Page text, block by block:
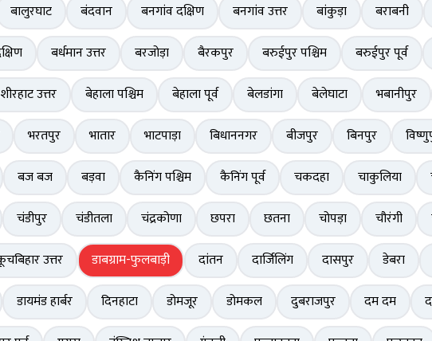
बालुरघाट बंदवान बनगांव दक्षिण बनगांव उत्तर बांकुड़ा बराबनी
बर्धमान उत्तर बरजोड़ा बैरकपुर बरुईपुर पश्चिम बरुईपुर पूर्व
उत्तर बेहाला पश्चिम बेहाला पूर्व बेलडांगा बेलेघाटा भबानीपुर
भरतपुर भातार भाटपाड़ा बिधाननगर बीजपुर बिनपुर
बज बज बड़वा कैनिंग पश्चिम कैनिंग पूर्व चकदहा चाकुलिया
चंडीपुर चंडीतला चंद्रकोणा छपरा छतना चोपड़ा चौरंगी
उत्तर डाबग्राम-फुलबाड़ी दांतन दार्जिलिंग दासपुर डेबरा
डायमंड हार्बर दिनहाटा डोमजूर डोमकल दुबराजपुर दम दम